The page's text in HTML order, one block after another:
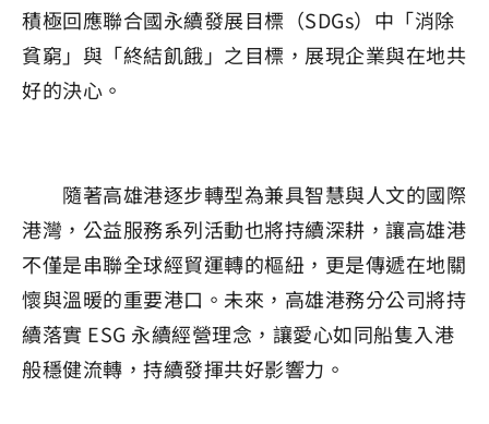
積極回應聯合國永續發展目標（SDGs）中「消除
貧窮」與「終結飢餓」之目標，展現企業與在地共
好的決心。
隨著高雄港逐步轉型為兼具智慧與人文的國際
港灣，公益服務系列活動也將持續深耕，讓高雄港
不僅是串聯全球經貿運轉的樞紐，更是傳遞在地關
懷與溫暖的重要港口。未來，高雄港務分公司將持
續落實 ESG 永續經營理念，讓愛心如同船隻入港
般穩健流轉，持續發揮共好影響力。